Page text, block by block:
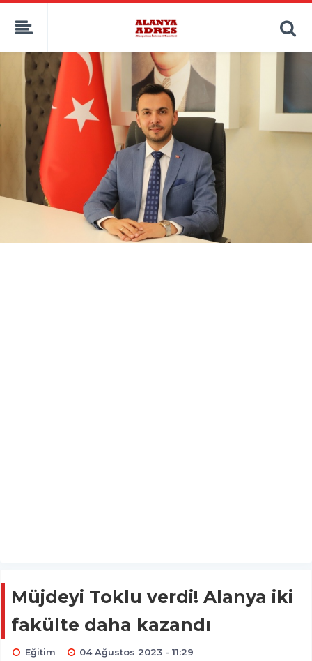
kaçak bahis
deneme bonusu
canlı bahis siteleri
deneme bonusu veren siteler
bahis siteleri
porno izle
Müjdeyi Toklu verdi! Alanya iki
fakülte daha kazandı
Eğitim 04 Ağustos 2023 - 11:29